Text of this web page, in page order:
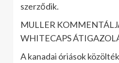
szerződik.
MULLER
WHITECAPS
A kanadai óriások